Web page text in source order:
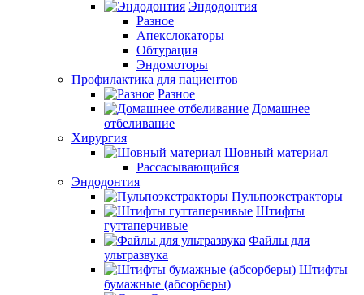
Эндодонтия
Разное
Апекслокаторы
Обтурация
Эндомоторы
Профилактика для пациентов
Разное
Домашнее
отбеливание
Хирургия
Шовный материал
Рассасывающийся
Эндодонтия
Пульпоэкстракторы
Штифты
гуттаперчивые
Файлы для
ультразвука
Штифты
бумажные (абсорберы)